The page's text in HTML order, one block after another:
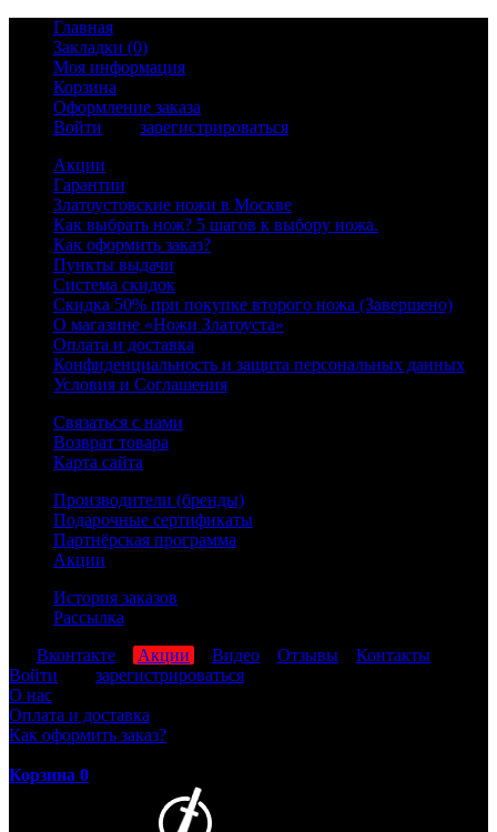
Главная
Закладки (0)
Моя информация
Корзина
Оформление заказа
Войти
зарегистрироваться
Акции
Гарантии
Златоустовские ножи в Москве
Как выбрать нож? 5 шагов к выбору ножа.
Как оформить заказ?
Пункты выдачи
Система скидок
Скидка 50% при покупке второго ножа (Завершено)
О магазине «Ножи Златоуста»
Оплата и доставка
Конфиденциальность и защита персональных данных
Условия и Соглашения
Связаться с нами
Возврат товара
Карта сайта
Производители (бренды)
Подарочные сертификаты
Партнёрская программа
Акции
История заказов
Рассылка
Вконтакте Акции Видео Отзывы
Контакты
Войти
зарегистрироваться
О нас
Оплата и доставка
Как оформить заказ?
Корзина 0